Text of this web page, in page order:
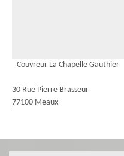
Couvreur La Chapelle Gauthier
30 Rue Pierre Brasseur
77100 Meaux